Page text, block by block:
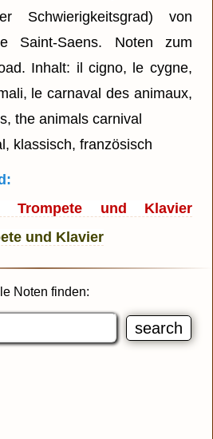
Schwierigkeitsgrad) von
Saint-Saens. Noten zum
Inhalt: il cigno, le cygne,
le carnaval des animaux,
the animals carnival
klassisch, französisch
und Klavier
Noten finden: